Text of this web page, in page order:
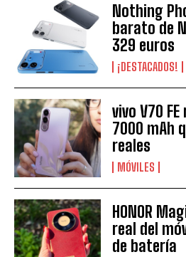
Nothing
barato de
329 euros
¡DESTACADOS!
vivo V70
7000 mAh
reales
MÓVILES
HONOR
real del
de batería